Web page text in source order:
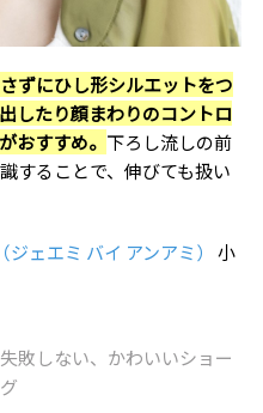
ずにひし形シルエットをつ
したり顔まわりのコントロ
おすすめ。 下ろし流しの前
することで、伸びても扱い
ェエミ バイ アンアミ）
小
敗しない、かわいいショー